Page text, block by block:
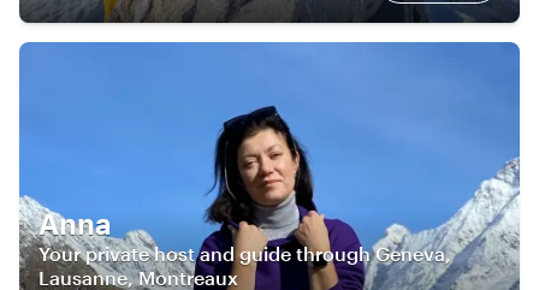
Anna
Your private host and guide through Geneva,
Lausanne, Montreaux